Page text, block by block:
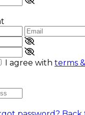
I agree with terms